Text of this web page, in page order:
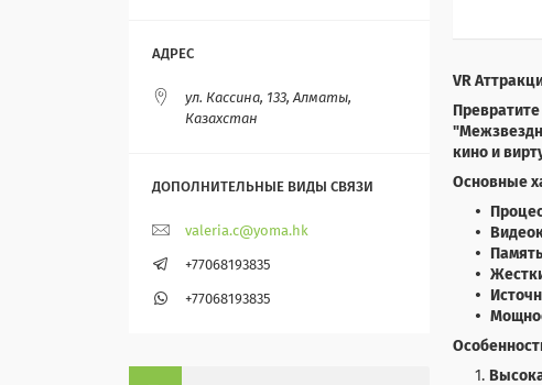
VR
кино и
Основные
ул. Кассина, 133, Алматы,
Казахстан
valeria.c@yoma.hk
+77068193835
+77068193835